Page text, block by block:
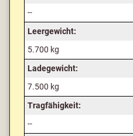
--
Leergewicht:
5.700 kg
Ladegewicht:
7.500 kg
Tragfähigkeit:
--